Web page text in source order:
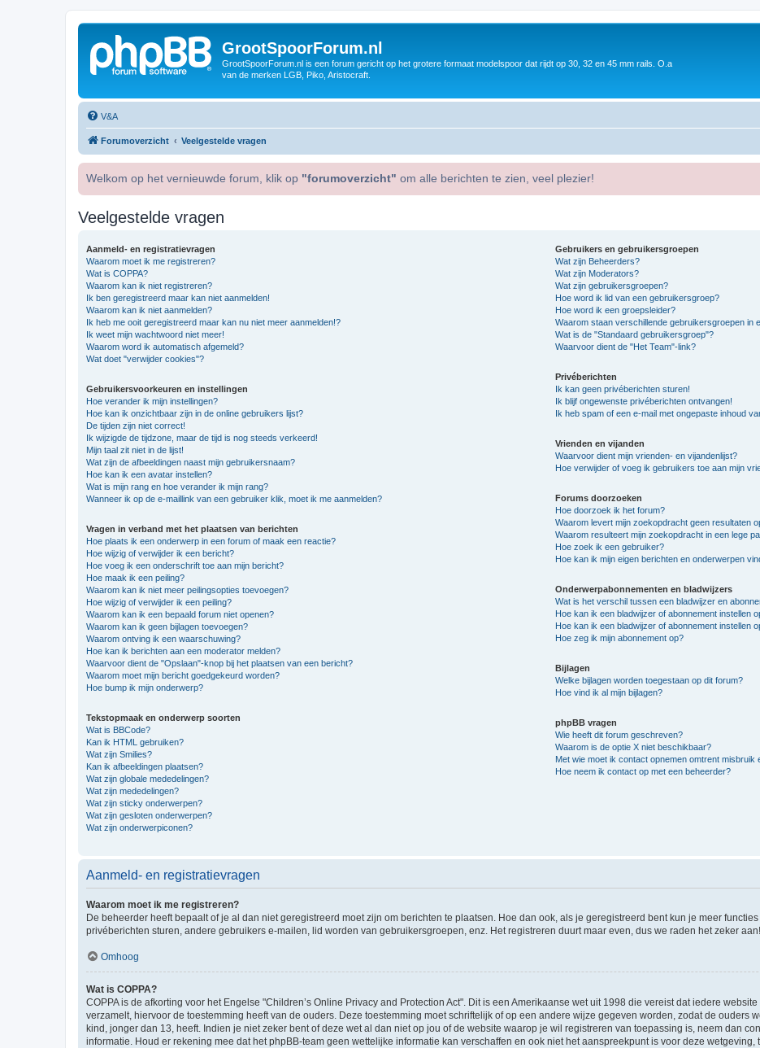
GrootSpoorForum.nl
GrootSpoorForum.nl is een forum gericht op het grotere formaat modelspoor dat rijdt op 30, 32 en 45 mm rails. O.a
van de merken LGB, Piko, Aristocraft.
V&A
Forumoverzicht Veelgestelde vragen
Welkom op het vernieuwde forum, klik op "forumoverzicht" om alle berichten te zien, veel plezier!
Veelgestelde vragen
Aanmeld- en registratievragen
Waarom moet ik me registreren?
Wat is COPPA?
Waarom kan ik niet registreren?
Ik ben geregistreerd maar kan niet aanmelden!
Waarom kan ik niet aanmelden?
Ik heb me ooit geregistreerd maar kan nu niet meer aanmelden!?
Ik weet mijn wachtwoord niet meer!
Waarom word ik automatisch afgemeld?
Wat doet "verwijder cookies"?
Gebruikersvoorkeuren en instellingen
Hoe verander ik mijn instellingen?
Hoe kan ik onzichtbaar zijn in de online gebruikers lijst?
De tijden zijn niet correct!
Ik wijzigde de tijdzone, maar de tijd is nog steeds verkeerd!
Mijn taal zit niet in de lijst!
Wat zijn de afbeeldingen naast mijn gebruikersnaam?
Hoe kan ik een avatar instellen?
Wat is mijn rang en hoe verander ik mijn rang?
Wanneer ik op de e-maillink van een gebruiker klik, moet ik me aanmelden?
Vragen in verband met het plaatsen van berichten
Hoe plaats ik een onderwerp in een forum of maak een reactie?
Hoe wijzig of verwijder ik een bericht?
Hoe voeg ik een onderschrift toe aan mijn bericht?
Hoe maak ik een peiling?
Waarom kan ik niet meer peilingsopties toevoegen?
Hoe wijzig of verwijder ik een peiling?
Waarom kan ik een bepaald forum niet openen?
Waarom kan ik geen bijlagen toevoegen?
Waarom ontving ik een waarschuwing?
Hoe kan ik berichten aan een moderator melden?
Waarvoor dient de "Opslaan"-knop bij het plaatsen van een bericht?
Waarom moet mijn bericht goedgekeurd worden?
Hoe bump ik mijn onderwerp?
Tekstopmaak en onderwerp soorten
Wat is BBCode?
Kan ik HTML gebruiken?
Wat zijn Smilies?
Kan ik afbeeldingen plaatsen?
Wat zijn globale mededelingen?
Wat zijn mededelingen?
Wat zijn sticky onderwerpen?
Wat zijn gesloten onderwerpen?
Wat zijn onderwerpiconen?
Gebruikers en gebruikersgroepen
Wat zijn Beheerders?
Wat zijn Moderators?
Wat zijn gebruikersgroepen?
Hoe word ik lid van een gebruikersgroep?
Hoe word ik een groepsleider?
Waarom staan verschillende gebruikersgroepen in
Wat is de "Standaard gebruikersgroep"?
Waarvoor dient de "Het Team"-link?
Privéberichten
Ik kan geen privéberichten sturen!
Ik blijf ongewenste privéberichten ontvangen!
Ik heb spam of een e-mail met ongepaste inhoud
Vrienden en vijanden
Waarvoor dient mijn vrienden- en vijandenlijst?
Hoe verwijder of voeg ik gebruikers toe aan mijn
Forums doorzoeken
Hoe doorzoek ik het forum?
Waarom levert mijn zoekopdracht geen resultaten
Waarom resulteert mijn zoekopdracht in een lege
Hoe zoek ik een gebruiker?
Hoe kan ik mijn eigen berichten en onderwerpen
Onderwerpabonnementen en bladwijzers
Wat is het verschil tussen een bladwijzer en
Hoe kan ik een bladwijzer of abonnement instellen
Hoe kan ik een bladwijzer of abonnement instellen
Hoe zeg ik mijn abonnement op?
Bijlagen
Welke bijlagen worden toegestaan op dit forum?
Hoe vind ik al mijn bijlagen?
phpBB vragen
Wie heeft dit forum geschreven?
Waarom is de optie X niet beschikbaar?
Met wie moet ik contact opnemen omtrent
Hoe neem ik contact op met een beheerder?
Aanmeld- en registratievragen
Waarom moet ik me registreren?
De beheerder heeft bepaalt of je al dan niet geregistreerd moet zijn om berichten te plaatsen. Hoe dan ook, als je geregistreerd bent kun je meer
privéberichten sturen, andere gebruikers e-mailen, lid worden van gebruikersgroepen, enz. Het registreren duurt maar even, dus we raden het zeker aan!
Omhoog
Wat is COPPA?
COPPA is de afkorting voor het Engelse "Children’s Online Privacy and Protection Act". Dit is een Amerikaanse wet uit 1998 die vereist dat iedere
verzamelt, hiervoor de toestemming heeft van de ouders. Deze toestemming moet schriftelijk of op een andere wijze gegeven worden, zodat de ouders
kind, jonger dan 13, heeft. Indien je niet zeker bent of deze wet al dan niet op jou of de website waarop je wil registreren van toepassing is, neem dan
informatie. Houd er rekening mee dat het phpBB-team geen wettelijke informatie kan verschaffen en ook niet het aanspreekpunt is voor deze wetgeving,